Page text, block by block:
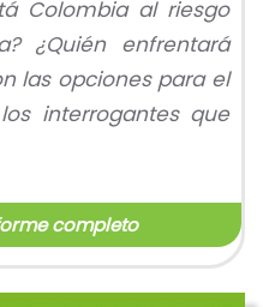
Colombia al riesgo
¿Quién enfrentará
las opciones para el
interrogantes que
completo